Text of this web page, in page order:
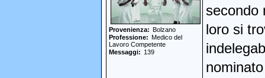
Provenienza
Bolzano
Professione
Medico del
Lavoro Competente
Messaggi
139
secondo
loro si